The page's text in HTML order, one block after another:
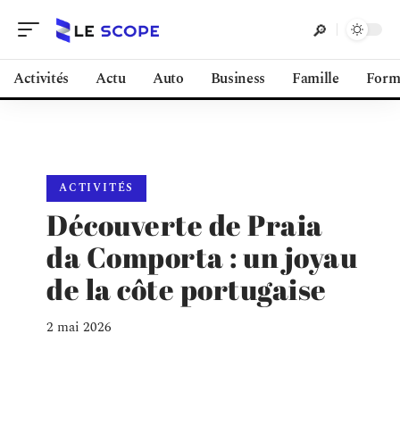
Activités Actu Auto Business Famille
ACTIVITÉS
Découverte de Praia
da Comporta : un joyau
de la côte portugaise
2 mai 2026